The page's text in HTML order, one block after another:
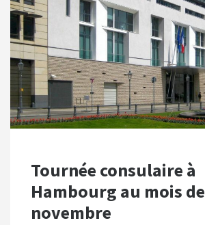
Tournée consulaire à
Hambourg au mois de
novembre